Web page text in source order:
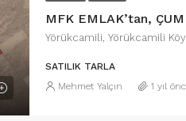
Yörükcamili, Yörükcamili
SATILIK TARLA
Mehmet Yalçın 1 yıl